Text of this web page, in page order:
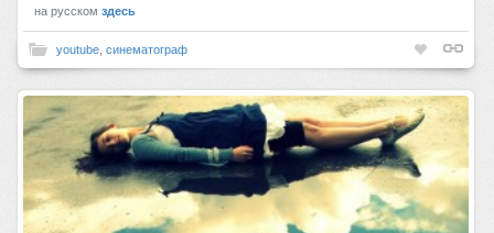
на русском здесь
youtube, синематограф